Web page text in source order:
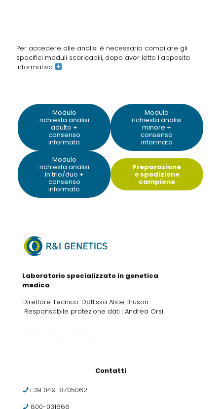
Per accedere alle analisi è necessario compilare gli
specifici moduli scaricabili, dopo aver letto l'apposita
informativa
Modulo
richiesta analisi
adulto +
consenso
informato
Modulo
richiesta analisi
minore +
consenso
informato
Modulo
richiesta analisi
in trio/duo +
consenso
informato
Preparazione
e spedizione
campione
Laboratorio specializzato in genetica
medica
Direttore Tecnico: Dott.ssa Alice Bruson
Responsabile protezione dati : Andrea Orsi
Contatti
+39 049-8705062
800-031666